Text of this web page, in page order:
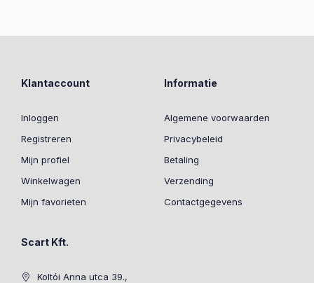
Klantaccount
Inloggen
Registreren
Mijn profiel
Winkelwagen
Mijn favorieten
Informatie
Algemene voorwaarden
Privacybeleid
Betaling
Verzending
Contactgegevens
Scart Kft.
Koltói Anna utca 39.,